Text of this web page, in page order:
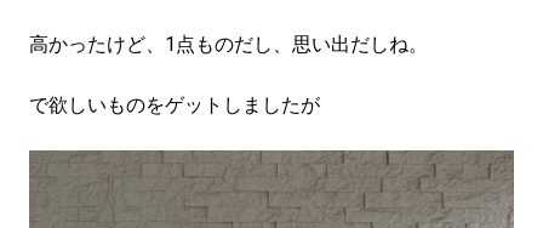
高かったけど、1点ものだし、思い出だしね。
で欲しいものをゲットしましたが